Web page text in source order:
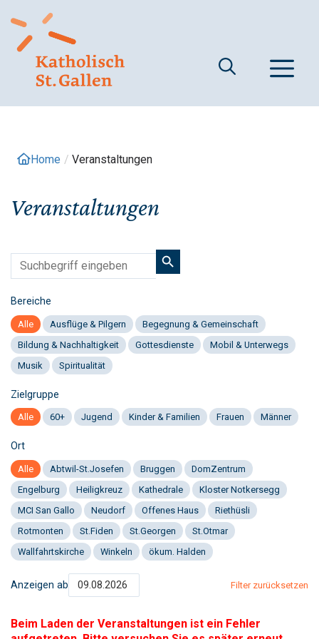
zum
Inhalt
Home / Veranstaltungen
Veranstaltungen
Bereiche
Alle Ausflüge & Pilgern
Begegnung & Gemeinschaft
Bildung & Nachhaltigkeit
Gottesdienste
Mobil & Unterwegs
Musik
Spiritualität
Zielgruppe
Alle 60+ Jugend Kinder & Familien Frauen Männer
Ort
Alle Abtwil-St.Josefen Bruggen
DomZentrum
Engelburg
Heiligkreuz Kathedrale
Kloster Notkersegg
MCI San Gallo
Neudorf Offenes Haus
Riethüsli
Rotmonten
St.Fiden St.Georgen
St.Otmar
Wallfahrtskirche
Winkeln ökum. Halden
Anzeigen ab Filter zurücksetzen
Beim Laden der Veranstaltungen ist ein Fehler